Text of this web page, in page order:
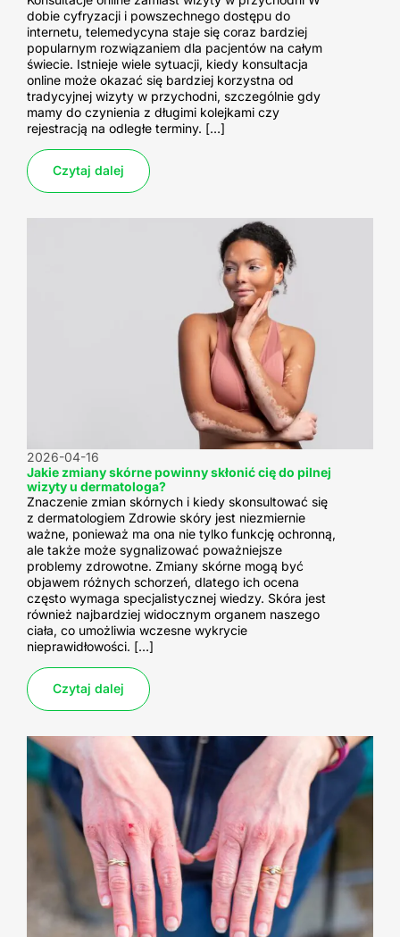
dobie cyfryzacji i powszechnego dostępu do
internetu, telemedycyna staje się coraz bardziej
popularnym rozwiązaniem dla pacjentów na całym
świecie. Istnieje wiele sytuacji, kiedy konsultacja
online może okazać się bardziej korzystna od
tradycyjnej wizyty w przychodni, szczególnie gdy
mamy do czynienia z długimi kolejkami czy
rejestracją na odległe terminy. […]
Czytaj dalej
Jakie zmiany skórne powinny skłonić cię do pilnej
wizyty u dermatologa?
2026-04-16
Znaczenie zmian skórnych i kiedy skonsultować się
z dermatologiem Zdrowie skóry jest niezmiernie
ważne, ponieważ ma ona nie tylko funkcję ochronną,
ale także może sygnalizować poważniejsze
problemy zdrowotne. Zmiany skórne mogą być
objawem różnych schorzeń, dlatego ich ocena
często wymaga specjalistycznej wiedzy. Skóra jest
również najbardziej widocznym organem naszego
ciała, co umożliwia wczesne wykrycie
nieprawidłowości. […]
Czytaj dalej